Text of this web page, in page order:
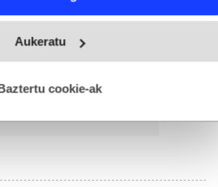
Zure esperientzia eta zerbitzuak
Gehiago irakurri
Aukeratu
cookie-ak